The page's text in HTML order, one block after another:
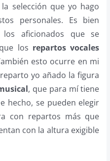
selección que yo hago
personales. Es bien
aficionados que se
los repartos vocales
esto ocurre en mi
yo añado la figura
, que para mí tiene
hecho, se pueden elegir
con repartos más que
con la altura exigible